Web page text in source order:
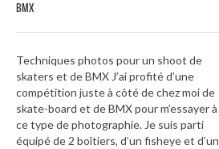
BMX
Techniques photos pour un shoot de
skaters et de BMX J’ai profité d’une
compétition juste à côté de chez moi de
skate-board et de BMX pour m’essayer à
ce type de photographie. Je suis parti
équipé de 2 boîtiers, d’un fisheye et d’un